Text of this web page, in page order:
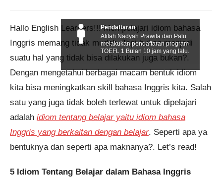
Hallo English Learners!!! Mempelajari idiom bahasa
Inggris memang tidak mudah. Tapi bukan menjadi
suatu hal yang tidak bisa dilakukan juga bukan?.
Dengan mengetahui berbagai macam bentuk idiom
kita bisa meningkatkan skill bahasa Inggris kita. Salah
satu yang juga tidak boleh terlewat untuk dipelajari
adalah idiom tentang belajar yaitu idiom bahasa
Inggris yang berkaitan dengan belajar. Seperti apa ya
bentuknya dan seperti apa maknanya?. Let’s read!
5 Idiom Tentang Belajar dalam Bahasa Inggris
Pendaftaran
Afifah Nadyah Prawita dari Palu
melakukan pendaftaran program
TOEFL 1 Bulan 10 jam yang lalu.